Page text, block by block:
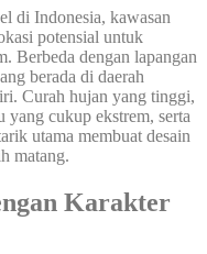
di Indonesia, kawasan
potensial untuk
Berbeda dengan lapangan
berada di daerah
Curah hujan yang tinggi,
yang cukup ekstrem, serta
utama membuat desain
matang.
Karakter